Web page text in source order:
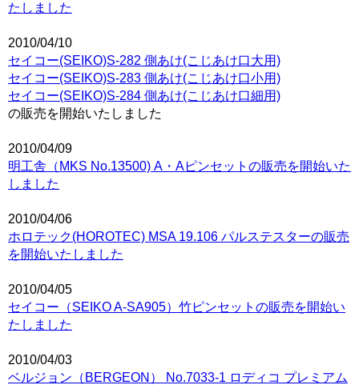
たしました
2010/04/10
セイコー(SEIKO)S-282 側あけ(こじあけ口大用)
セイコー(SEIKO)S-283 側あけ(こじあけ口小用)
セイコー(SEIKO)S-284 側あけ(こじあけ口細用)
の販売を開始いたしました
2010/04/09
明工舎（MKS No.13500) A・Aピンセットの販売を開始いた
しました
2010/04/06
ホロテック(HOROTEC) MSA 19.106 パルステスターの販売
を開始いたしました
2010/04/05
セイコー（SEIKO A-SA905）竹ピンセットの販売を開始い
たしました
2010/04/03
ベルジョン（BERGEON） No.7033-1 ロディコ プレミアム